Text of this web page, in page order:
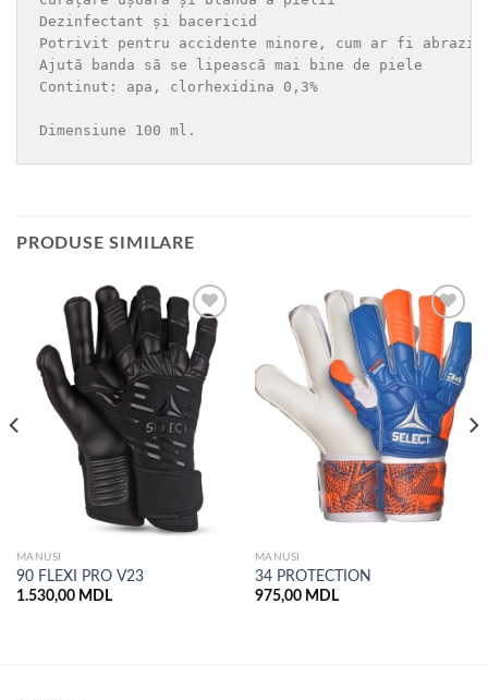
Dezinfectant și bacericid
Potrivit pentru accidente minore, cum ar fi
Ajută banda să se lipească mai bine de piele
Continut: apa, clorhexidina 0,3%
Dimensiune 100 ml.
PRODUSE SIMILARE
Add to
wishlist
MANUSI
90 FLEXI PRO V23
1.530,00 MDL
Add to
wishlist
MANUSI
34 PROTECTION
975,00 MDL